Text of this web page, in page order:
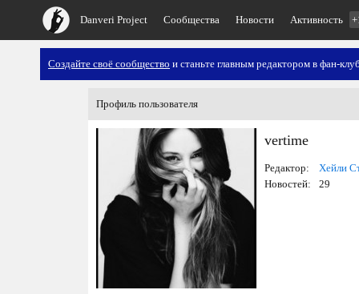
Danveri Project Сообщества Новости Активность
Создайте своё сообщество и станьте главным редактором в фан-
Профиль пользователя
vertime
Редактор:
Хейли
Новостей:
29